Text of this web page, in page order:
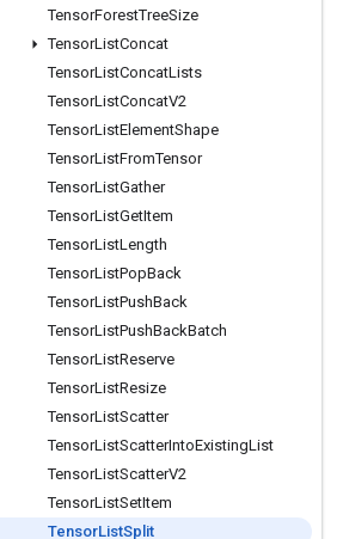
TensorForestTreeSize
TensorListConcat
TensorListConcatLists
TensorListConcatV2
TensorListElementShape
TensorListFromTensor
TensorListGather
TensorListGetItem
TensorListLength
TensorListPopBack
TensorListPushBack
TensorListPushBackBatch
TensorListReserve
TensorListResize
TensorListScatter
TensorListScatterIntoExistingList
TensorListScatterV2
TensorListSetItem
TensorListSplit